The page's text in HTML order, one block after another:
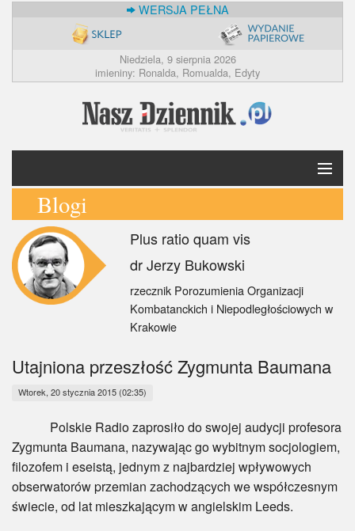
WERSJA PEŁNA
Niedziela, 9 sierpnia 2026
imieniny: Ronalda, Romualda, Edyty
Krótko
Polska
Świat
Myśl
Wiara
Sport
BlogAiD
Zaproszenia
Blogi
Plus ratio quam vis
dr Jerzy Bukowski
rzecznik Porozumienia Organizacji
Kombatanckich i Niepodległościowych w
Krakowie
Utajniona przeszłość Zygmunta Baumana
Wtorek, 20 stycznia 2015 (02:35)
Polskie Radio zaprosiło do swojej audycji profesora
Zygmunta Baumana, nazywając go wybitnym socjologiem,
filozofem i eseistą, jednym z najbardziej wpływowych
obserwatorów przemian zachodzących we współczesnym
świecie, od lat mieszkającym w angielskim Leeds.